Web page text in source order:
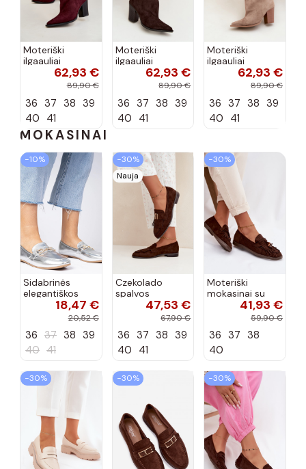
Moteriški
ilgaauliai
įsispiriami su
kulniukais iš
zomšos bordo
spalvos Carmina
62,93 €
89,90 €
36 37 38 39
40 41
Moteriški
ilgaauliai
įsispiriami su
kulniukais iš
zomšos
šokolado
62,93 €
89,90 €
36 37 38 39
40 41
Moteriški
ilgaauliai
įsispiriami su
kulniukais iš
zomšos smėlio
spalvos Carmina
62,93 €
89,90 €
36 37 38 39
40 41
MOKASINAI
−10%
Sidabrinės
elegantiškos
mokasinos su
cirkonių Banzao
18,47 €
20,52 €
36 37 38 39
40 41
−30%
Nauja
Czekolado
spalvos
moteriški
mokasinai su
auksinėmis
detalėmis Brenis
47,53 €
67,90 €
36 37 38 39
40 41
−30%
Moteriški
mokasinai su
koralinės-
spalvos, Teressa
41,93 €
59,90 €
36 37 38
40
−30% −30% −30%